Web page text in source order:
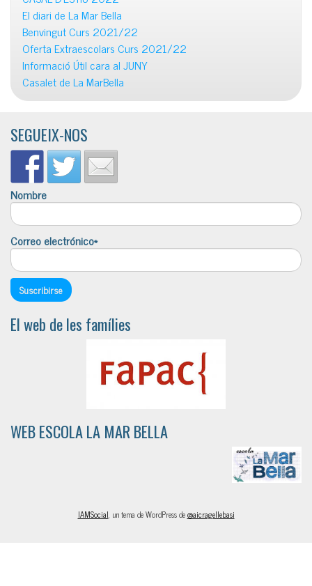
El diari de La Mar Bella
Benvingut Curs 2021/22
Oferta Extraescolars Curs 2021/22
Informació Útil cara al JUNY
Casalet de La MarBella
SEGUEIX-NOS
Nombre
Correo electrónico*
El web de les famílies
WEB ESCOLA LA MAR BELLA
IAMSocial, un tema de WordPress de@aicragellebasi